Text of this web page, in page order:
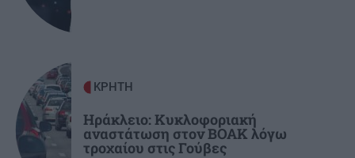
Στάχτες το παράπηγμα στον Σίβα - Δείτε βίντεο
Σταματίνα Τσιμτσιλή: "Αγχώθηκα με το πόσο
γρήγορα περνά η ζωή"
ΚΡΗΤΗ
Ηράκλειο: Κυκλοφοριακή
αναστάτωση στον ΒΟΑΚ λόγω
τροχαίου στις Γούβες